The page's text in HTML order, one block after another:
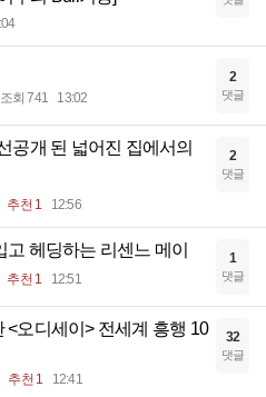
조회 741 13:02
2
댓글
공개 된 넓어진 집에서의
추천 1 12:56
2
댓글
헤딩하는 리센느 메이
추천 1 12:51
1
댓글
<오디세이> 전세계 흥행 10
추천 1 12:41
32
댓글